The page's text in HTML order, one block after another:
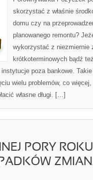
skorzystać z właśnie
domu czy na
planowanego remontu?
wykorzystać z niezmiernie
krótkoterminowych bądź
poza bankowe.
wielu problemów, co
własne długi. […]
PORY